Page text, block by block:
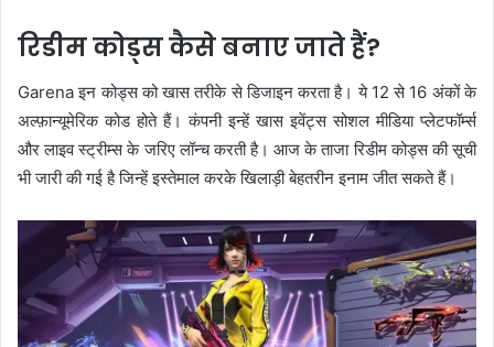
रिडीम कोड्स कैसे बनाए जाते हैं?
Garena इन कोड्स को खास तरीके से डिजाइन करता है। ये 12 से 16 अंकों के
अल्फ़ान्यूमेरिक कोड होते हैं। कंपनी इन्हें खास इवेंट्स सोशल मीडिया प्लेटफॉर्म्स
और लाइव स्ट्रीम्स के जरिए लॉन्च करती है। आज के ताजा रिडीम कोड्स की सूची
भी जारी की गई है जिन्हें इस्तेमाल करके खिलाड़ी बेहतरीन इनाम जीत सकते हैं।